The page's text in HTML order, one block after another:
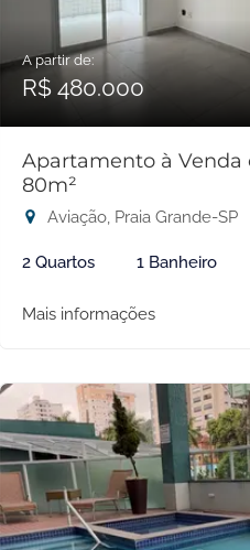
A partir de:
R$ 480.000
Apartamento à Venda
80m²
Aviação, Praia Grande-SP
2 Quartos 1 Banheiro
Mais informações